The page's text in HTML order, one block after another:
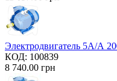
Электродвигатель 5А/А
КОД: 100839
8 740.00 грн